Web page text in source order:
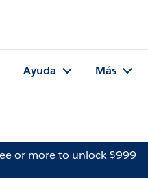
Ayuda Más
or more to unlock $999